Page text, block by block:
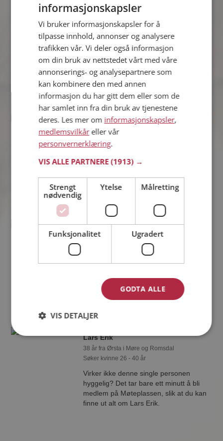
Stian
37 år fra Ørsta i Møre og Romsdal
Søker kvinne 18 - 44 år
Hva jobber Stian med? Som medlem
på Møteplassen får du vite alle mulige
detaljer om de single.
Chris
41 år fra Ørsta i Møre og Romsdal
Søker kvinne 29 - 43 år
Hvis du er medlem kan du matche din
de andre single. Kanskje passer dere
sammen som hånd i hanske?
Benjamin
25 år fra Ørsta i Møre og Romsdal
Søker kvinne 18 - 30 år
Benjamin og tusener av andre single
på Møteplassen! Ta sjansen og se
hvem som synes du er interessant.
Lars Erik
38 år fra Ørsta i Møre og Romsdal
Søker kvinne 26 - 40 år
Virker ikke denne single personen
hyggelig? Det tar bare ett minutt å bli
medlem på Møteplassen, slik at du kan
finne ut alt om Lars Erik.
informasjonskapsler
Vi bruker informasjonskapsler for å
tilpasse innhold, annonser og analysere
trafikken vår. Vi deler også informasjon
om din bruk av nettstedet vårt med våre
annonserings- og analysepartnere som
kan kombinere den med annen
informasjon du har gitt dem eller som de
har samlet inn fra din bruk av tjenestene
deres. Les mer om informasjonskapsler,
medlemsvilkåreller vår
personvernerklæring.
VIS ALLE PARTNERE(1913) →
Strengt
nødvendig
Ytelse Målretting
Funksjonalitet Ugradert
GODTA ALLE
VIS DETALJER